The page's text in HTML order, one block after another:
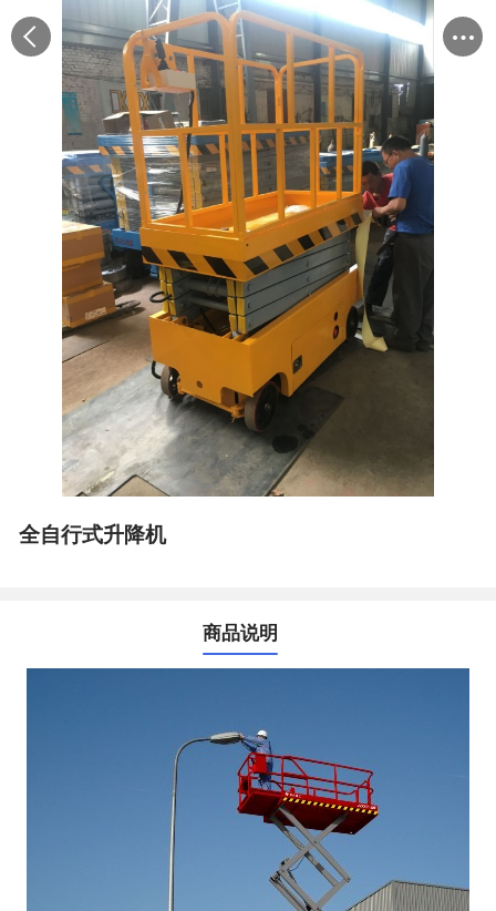
全自行式升降机
商品说明